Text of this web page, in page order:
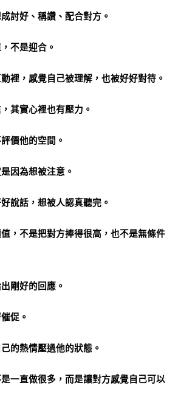
討好、稱讚、配合對方。
不是迎合。
裡，感覺自己被理解，也被好好對待。
其實心裡也有壓力。
價他的空間。
因為想被注意。
說話，想被人認真聽完。
，不是把對方捧得很高，也不是無條件
剛好的回應。
促。
的熱情壓過他的狀態。
一直做很多，而是讓對方感覺自己可以